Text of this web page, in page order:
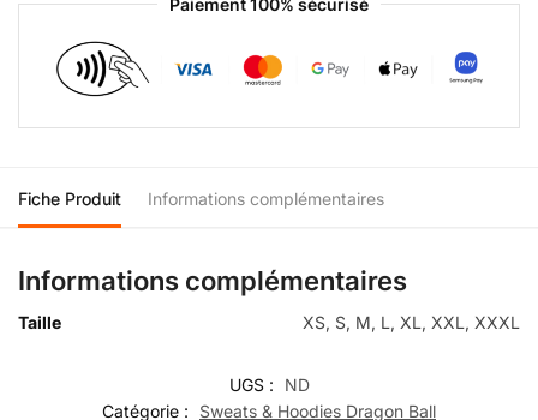
Paiement 100% sécurisé
Fiche Produit Informations complémentaires
Informations complémentaires
Taille XS, S, M, L, XL, XXL, XXXL
UGS :
ND
Catégorie :
Sweats & Hoodies Dragon Ball